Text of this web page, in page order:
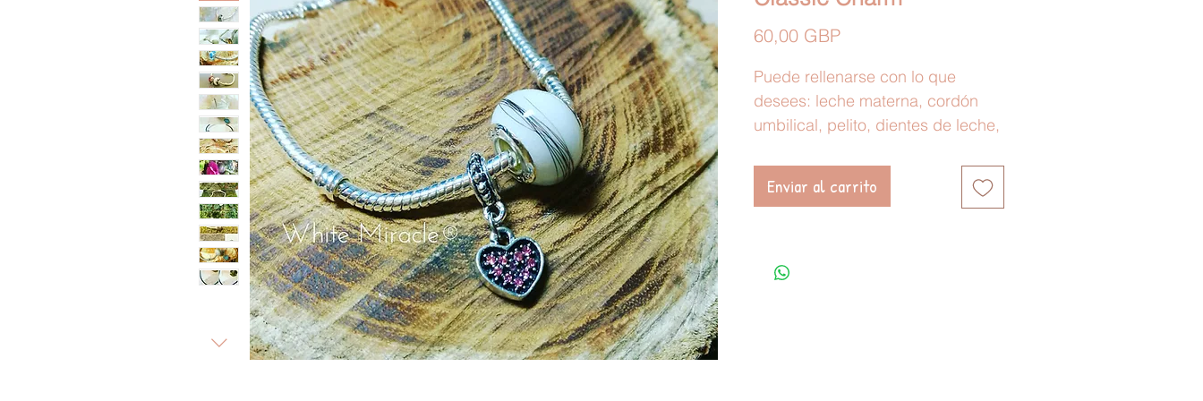
60,00 GBPPrecio
Puede rellenarse con lo que
desees: leche materna, cordón
umbilical, pelito, dientes de leche,
remaches están realizados en
plata.
Enviar al carrito